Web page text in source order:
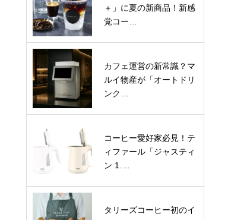
＋」に夏の新商品！新感
覚コー…
カフェ運営の新常識？マ
ルイ物産が「オートドリ
ンク…
コーヒー愛好家必見！テ
ィファール「ジャスティ
ン 1.…
タリーズコーヒー初のイ